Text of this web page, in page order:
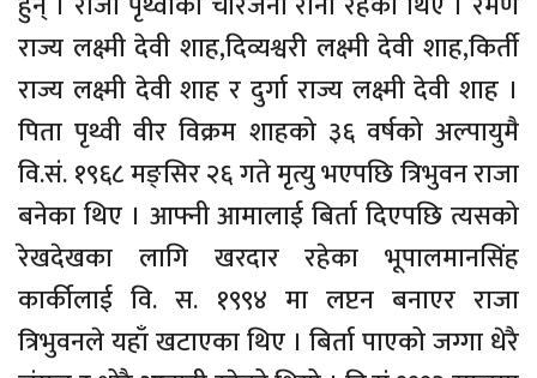
राज्य लक्ष्मी देवी शाह,दिव्यश्वरी लक्ष्मी देवी शाह,किर्ती
राज्य लक्ष्मी देवी शाह र दुर्गा राज्य लक्ष्मी देवी शाह ।
पिता पृथ्वी वीर विक्रम शाहको ३६ वर्षको अल्पायुमै
वि.सं. १९६८ मङ्सिर २६ गते मृत्यु भएपछि त्रिभुवन राजा
बनेका थिए । आफ्नी आमालाई बिर्ता दिएपछि त्यसको
रेखदेखका लागि खरदार रहेका भूपालमानसिंह
कार्कीलाई वि. स. १९९४ मा लप्टन बनाएर राजा
त्रिभुवनले यहाँ खटाएका थिए । बिर्ता पाएको जग्गा धेरै